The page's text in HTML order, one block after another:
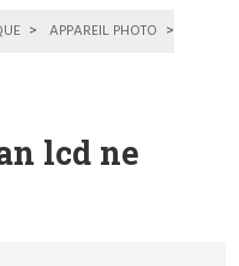
APPAREIL PHOTO
lcd ne